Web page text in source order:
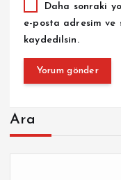
Daha sonraki
e-posta adresim ve
kaydedilsin.
Ara